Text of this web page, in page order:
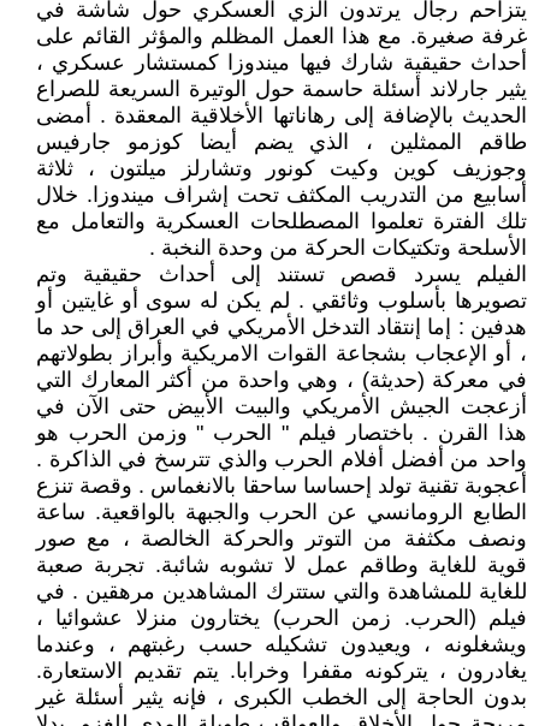
يتزاحم رجال يرتدون الزي العسكري حول شاشة في
غرفة صغيرة. مع هذا العمل المظلم والمؤثر القائم على
أحداث حقيقية شارك فيها ميندوزا كمستشار عسكري ،
يثير جارلاند أسئلة حاسمة حول الوتيرة السريعة للصراع
الحديث بالإضافة إلى رهاناتها الأخلاقية المعقدة . أمضى
طاقم الممثلين ، الذي يضم أيضا كوزمو جارفيس
وجوزيف كوين وكيت كونور وتشارلز ميلتون ، ثلاثة
أسابيع من التدريب المكثف تحت إشراف ميندوزا. خلال
تلك الفترة تعلموا المصطلحات العسكرية والتعامل مع
الأسلحة وتكتيكات الحركة من وحدة النخبة .
الفيلم يسرد قصص تستند إلى أحداث حقيقية وتم
تصويرها بأسلوب وثائقي . لم يكن له سوى أو غايتين أو
هدفين : إما إنتقاد التدخل الأمريكي في العراق إلى حد ما
، أو الإعجاب بشجاعة القوات الامريكية وأبراز بطولاتهم
في معركة (حديثة) ، وهي واحدة من أكثر المعارك التي
أزعجت الجيش الأمريكي والبيت الأبيض حتى الآن في
هذا القرن . باختصار فيلم " الحرب " وزمن الحرب هو
واحد من أفضل أفلام الحرب والذي تترسخ في الذاكرة .
أعجوبة تقنية تولد إحساسا ساحقا بالانغماس . وقصة تنزع
الطابع الرومانسي عن الحرب والجبهة بالواقعية. ساعة
ونصف مكثفة من التوتر والحركة الخالصة ، مع صور
قوية للغاية وطاقم عمل لا تشوبه شائبة. تجربة صعبة
للغاية للمشاهدة والتي ستترك المشاهدين مرهقين . في
فيلم (الحرب. زمن الحرب) يختارون منزلا عشوائيا ،
ويشغلونه ، ويعيدون تشكيله حسب رغبتهم ، وعندما
يغادرون ، يتركونه مقفرا وخرابا. يتم تقديم الاستعارة.
بدون الحاجة إلى الخطب الكبرى ، فإنه يثير أسئلة غير